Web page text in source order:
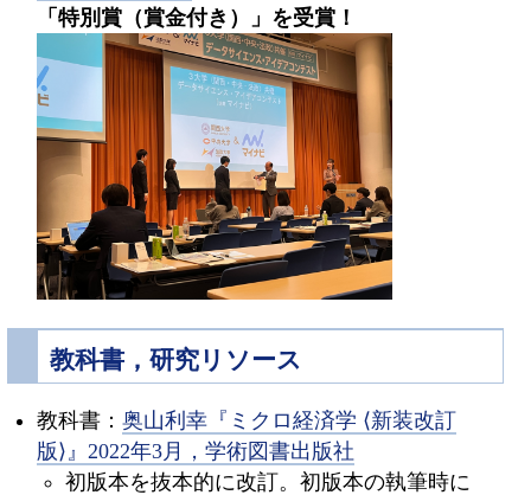
「特別賞（賞金付き）」を受賞！
教科書，研究リソース
教科書： 奥山利幸『ミクロ経済学 ⟨新装改訂
版⟩』2022年3月，学術図書出版社
初版本を抜本的に改訂。初版本の執筆時に